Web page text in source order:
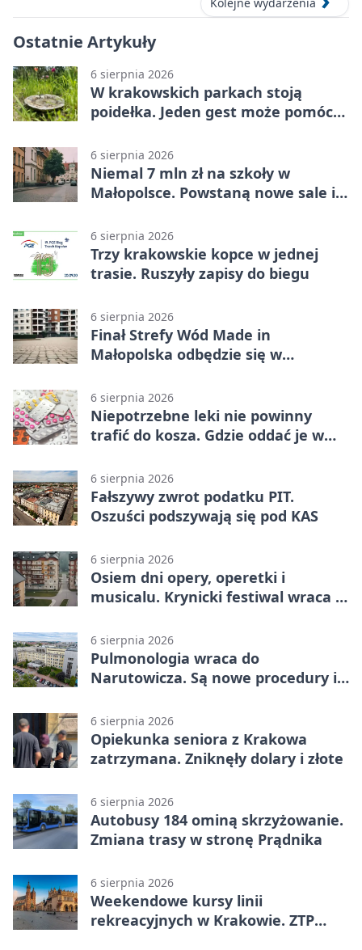
Kolejne wydarzenia
Ostatnie Artykuły
6 sierpnia 2026
W krakowskich parkach stoją
poidełka. Jeden gest może pomóc
6 sierpnia 2026
Niemal 7 mln zł na szkoły w
Małopolsce. Powstaną nowe sale i
6 sierpnia 2026
Trzy krakowskie kopce w jednej
trasie. Ruszyły zapisy do biegu
6 sierpnia 2026
Finał Strefy Wód Made in
Małopolska odbędzie się w
6 sierpnia 2026
Niepotrzebne leki nie powinny
trafić do kosza. Gdzie oddać je w
6 sierpnia 2026
Fałszywy zwrot podatku PIT.
Oszuści podszywają się pod KAS
6 sierpnia 2026
Osiem dni opery, operetki i
musicalu. Krynicki festiwal wraca z
6 sierpnia 2026
Pulmonologia wraca do
Narutowicza. Są nowe procedury i
6 sierpnia 2026
Opiekunka seniora z Krakowa
zatrzymana. Zniknęły dolary i złote
6 sierpnia 2026
Autobusy 184 ominą skrzyżowanie.
Zmiana trasy w stronę Prądnika
6 sierpnia 2026
Weekendowe kursy linii
rekreacyjnych w Krakowie. ZTP